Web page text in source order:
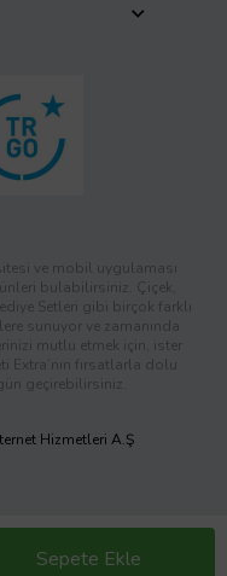
Sepete Ekle
ve mobil uygulaması
bulabilirsiniz. Çiçek,
Setleri gibi birçok farklı
sunuyor ve zamanında
mutlu etmek için, ister
Extra’nın fırsatlarla dolu
geçirebilirsiniz.
Hizmetleri A.Ş